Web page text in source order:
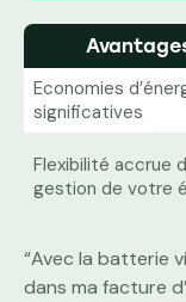
Economies
significatives
Flexibilité accrue
gestion de votre
“Avec la batterie
dans ma facture